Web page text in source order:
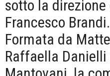
sotto la
Francesco Brandi.
Formata da
Raffaella Danielli